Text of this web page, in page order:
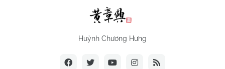
Huỳnh Chương Hưng